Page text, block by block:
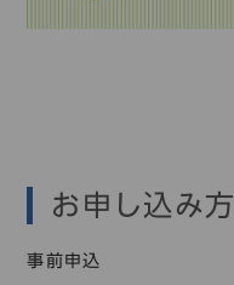
お申し込み
事前申込